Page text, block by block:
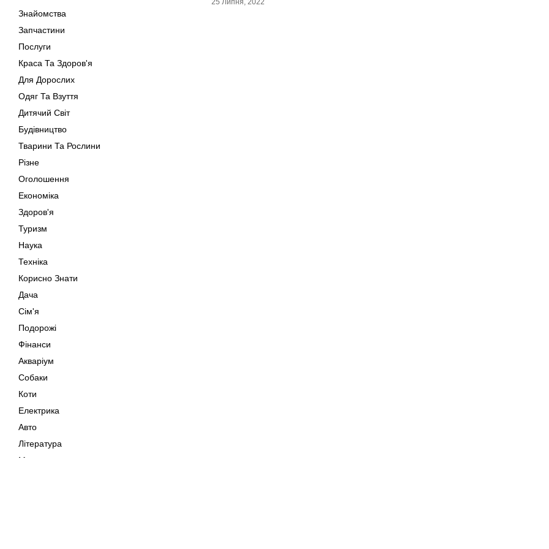
Знайомства
Запчастини
Послуги
Краса Та Здоров'я
Для Дорослих
Одяг Та Взуття
Дитячий Світ
Будівництво
Тварини Та Рослини
Різне
Оголошення
Економіка
Здоров'я
Туризм
Наука
Техніка
Корисно Знати
Дача
Сім'я
Подорожі
Фінанси
Акваріум
Собаки
Коти
Електрика
Авто
Література
Музика
25 Липня, 2022